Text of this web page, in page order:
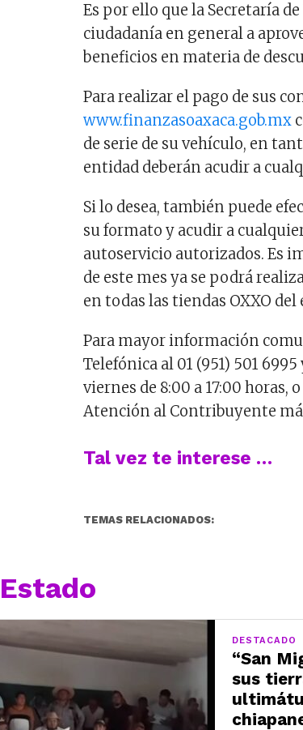
Es por ello que la Secretaría
ciudadanía en general a
beneficios en materia de
Para realizar el pago de sus
www.finanzasoaxaca.gob.mx
de serie de su vehículo, en
entidad deberán acudir a
Si lo desea, también puede
su formato y acudir a
autoservicio autorizados. Es
de este mes ya se podrá
en todas las tiendas OXXO del
Para mayor información
Telefónica al 01 (951) 501
viernes de 8:00 a 17:00 horas,
Atención al Contribuyente
Tal vez te interese …
TEMAS RELACIONADOS:
DESTACADO
“San
sus